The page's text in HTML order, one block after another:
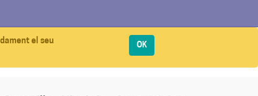
el seu
OK